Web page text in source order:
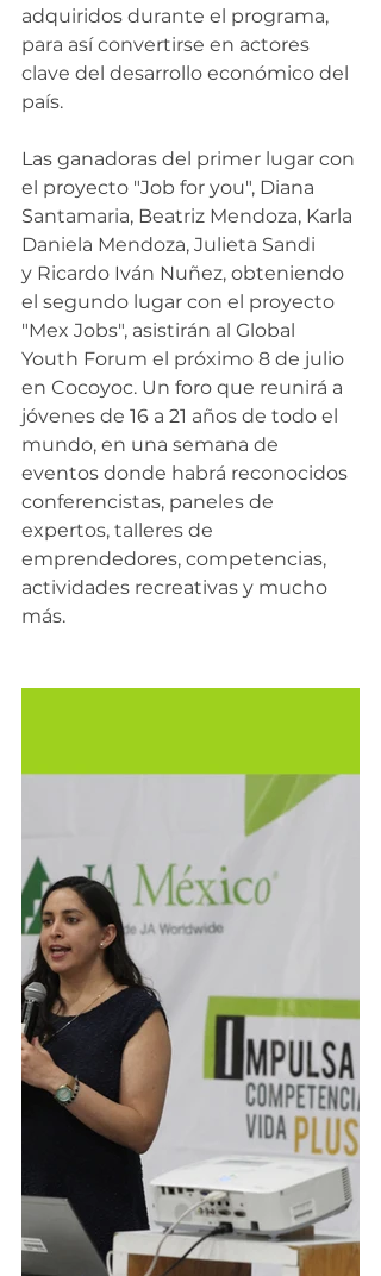
adquiridos durante el programa,
para así convertirse en actores
clave del desarrollo económico del
país.
Las ganadoras del primer lugar con
el proyecto "Job for you", Diana
Santamaria, Beatriz Mendoza, Karla
Daniela Mendoza, Julieta Sandi
y Ricardo Iván Nuñez, obteniendo
el segundo lugar con el proyecto
"Mex Jobs", asistirán al Global
Youth Forum el próximo 8 de julio
en Cocoyoc. Un foro que reunirá a
jóvenes de 16 a 21 años de todo el
mundo, en una semana de
eventos donde habrá reconocidos
conferencistas, paneles de
expertos, talleres de
emprendedores, competencias,
actividades recreativas y mucho
más.